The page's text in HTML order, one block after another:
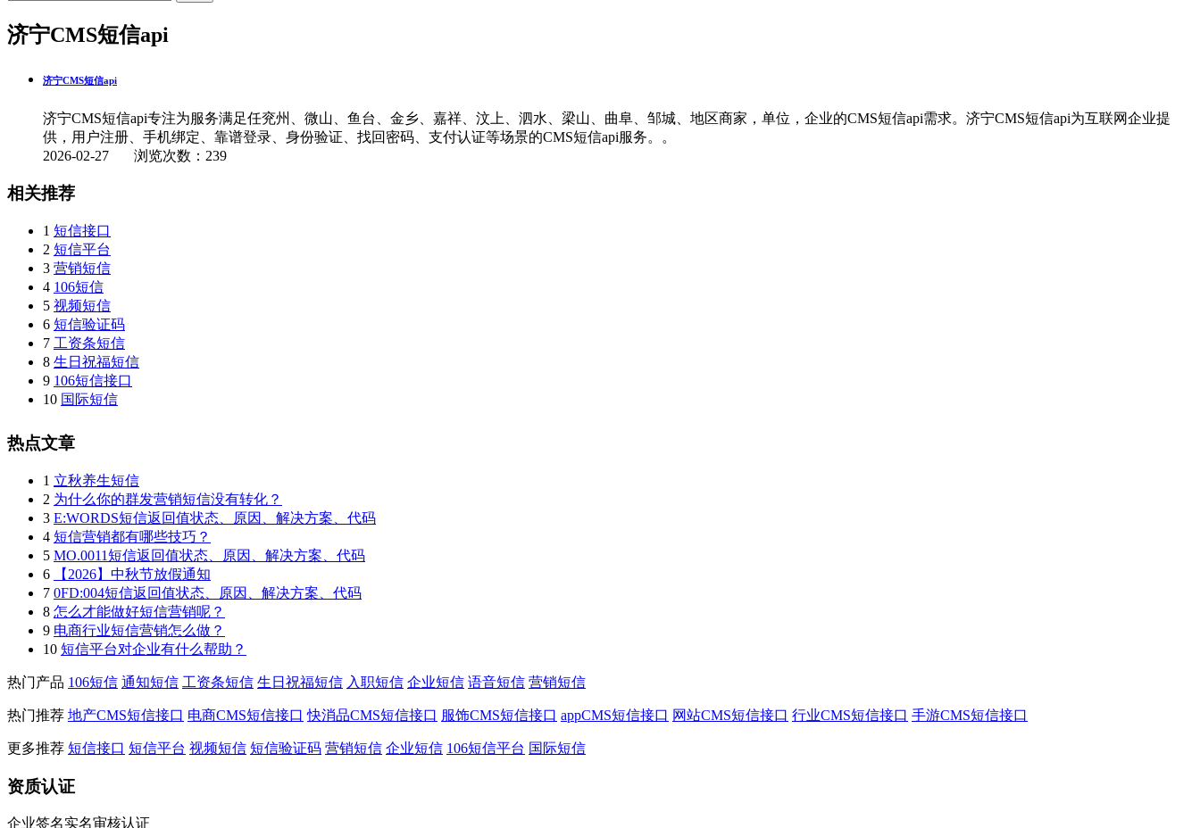
济宁CMS短信api
济宁CMS短信api
济宁CMS短信api专注为服务满足任兖州、微山、鱼台、金乡、嘉祥、汶上、泗水、梁山、曲阜、邹城、地区商家，单位，企业的CMS短信api需求。济宁CMS短信api为互联网企业提
供，用户注册、手机绑定、靠谱登录、身份验证、找回密码、支付认证等场景的CMS短信api服务。。
2026-02-27 浏览次数：239
相关推荐
1 短信接口
2 短信平台
3 营销短信
4 106短信
5 视频短信
6 短信验证码
7 工资条短信
8 生日祝福短信
9 106短信接口
10 国际短信
热点文章
1 立秋养生短信
2 为什么你的群发营销短信没有转化？
3 E:WORDS短信返回值状态、原因、解决方案、代码
4 短信营销都有哪些技巧？
5 MO.0011短信返回值状态、原因、解决方案、代码
6
【2026】中秋节放假通知
7 0FD:004短信返回值状态、原因、解决方案、代码
8 怎么才能做好短信营销呢？
9 电商行业短信营销怎么做？
10 短信平台对企业有什么帮助？
热门产品 106短信 通知短信 工资条短信 生日祝福短信 入职短信 企业短信 语音短信 营销短信
热门推荐 地产CMS短信接口 电商CMS短信接口 快消品CMS短信接口 服饰CMS短信接口 appCMS短信接口 网站CMS短信接口 行业CMS短信接口 手游CMS短信接口
更多推荐 短信接口 短信平台 视频短信 短信验证码 营销短信 企业短信 106短信平台 国际短信
资质认证
企业签名实名审核认证